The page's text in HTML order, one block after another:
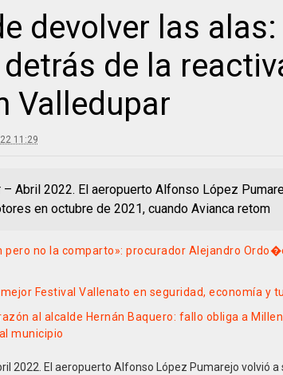
devolver las alas:
de la
Valledupar
11:29
– Abril 2022. El aeropuerto Alfonso López
en octubre de 2021, cuando Avianca retom
no la comparto»: procurador Alejandro
Festival Vallenato en seguridad, economía y
al alcalde Hernán Baquero: fallo obliga a
municipio
2022. El aeropuerto Alfonso López Pumarejo volvió a